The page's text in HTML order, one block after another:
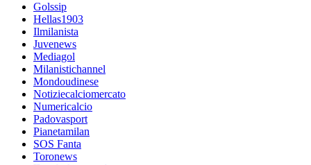
Golssip
Hellas1903
Ilmilanista
Juvenews
Mediagol
Milanistichannel
Mondoudinese
Notiziecalciomercato
Numericalcio
Padovasport
Pianetamilan
SOS Fanta
Toronews